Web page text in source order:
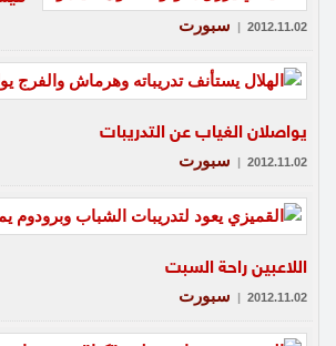
2012.11.02
| سبورت
يواصلان الغياب عن التدريبات
2012.11.02
| سبورت
اللاعبين راحة السبت
2012.11.02
| سبورت